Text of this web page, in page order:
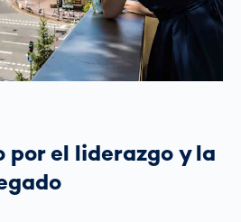
por el liderazgo y la